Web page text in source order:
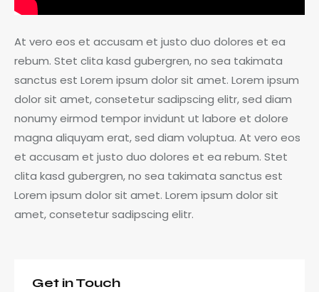
At vero eos et accusam et justo duo dolores et ea
rebum. Stet clita kasd gubergren, no sea takimata
sanctus est Lorem ipsum dolor sit amet. Lorem ipsum
dolor sit amet, consetetur sadipscing elitr, sed diam
nonumy eirmod tempor invidunt ut labore et dolore
magna aliquyam erat, sed diam voluptua. At vero eos
et accusam et justo duo dolores et ea rebum. Stet
clita kasd gubergren, no sea takimata sanctus est
Lorem ipsum dolor sit amet. Lorem ipsum dolor sit
amet, consetetur sadipscing elitr.
Get in Touch